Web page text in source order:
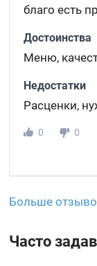
благо есть
Достоинства
Меню,
Недостатки
Расценки,
0
0
Больше
Часто